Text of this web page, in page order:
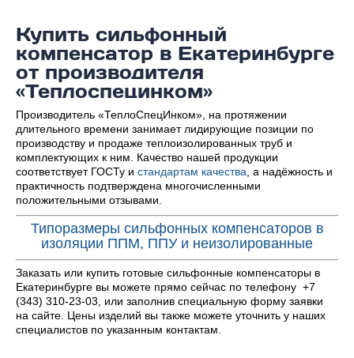
Купить сильфонный
компенсатор в Екатеринбурге
от производителя
«Теплоспецинком»
Производитель «ТеплоСпецИнком», на протяжении
длительного времени занимает лидирующие позиции по
производству и продаже теплоизолированных труб и
комплектующих к ним. Качество нашей продукции
соответствует ГОСТу и стандартам качества , а надёжность и
практичность подтверждена многочисленными
положительными отзывами.
Типоразмеры сильфонных компенсаторов в
изоляции ППМ, ППУ и неизолированные
Заказать или купить готовые сильфонные компенсаторы в
Екатеринбурге вы можете прямо сейчас по телефону +7
(343) 310-23-03, или заполнив специальную форму заявки
на сайте. Цены изделий вы также можете уточнить у наших
специалистов по указанным контактам.